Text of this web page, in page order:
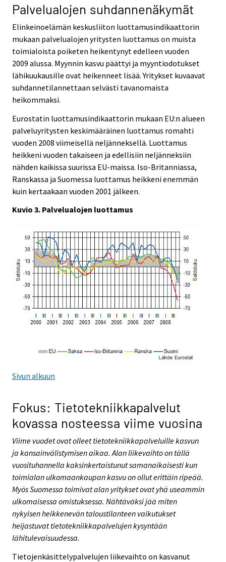
Palvelualojen suhdannenäkymät
Elinkeinoelämän keskusliiton luottamusindikaattorin
mukaan palvelualojen yritysten luottamus on muista
toimialoista poiketen heikentynyt edelleen vuoden
2009 alussa. Myynnin kasvu päättyi ja myyntiodotukset
lähikuukausille ovat heikenneet lisää. Yritykset kuvaavat
suhdannetilannettaan selvästi tavanomaista
heikommaksi.
Eurostatin luottamusindikaattorin mukaan EU:n alueen
palveluyritysten keskimääräinen luottamus romahti
vuoden 2008 viimeisellä neljänneksellä. Luottamus
heikkeni vuoden takaiseen ja edellisiin neljänneksiin
nähden kaikissa suurissa EU-maissa. Iso-Britanniassa,
Ranskassa ja Suomessa luottamus heikkeni enemmän
kuin kertaakaan vuoden 2001 jälkeen.
Kuvio 3. Palvelualojen luottamus
Sivun alkuun
Fokus: Tietotekniikkapalvelut
kovassa nosteessa viime vuosina
Viime vuodet ovat olleet tietotekniikkapalveluille kasvun
ja kansainvälistymisen aikaa. Alan liikevaihto on tällä
vuosituhannella kaksinkertaistunut samanaikaisesti kun
toimialan ulkomaankaupan kasvu on ollut erittäin ripeää.
Myös Suomessa toimivat alan yritykset ovat yhä useammin
ulkomaisessa omistuksessa. Nähtäväksi jää miten
nykyisen heikkenevän taloustilanteen vaikutukset
heijastuvat tietotekniikkapalvelujen kysyntään
lähitulevaisuudessa.
Tietojenkäsittelypalvelujen liikevaihto on kasvanut